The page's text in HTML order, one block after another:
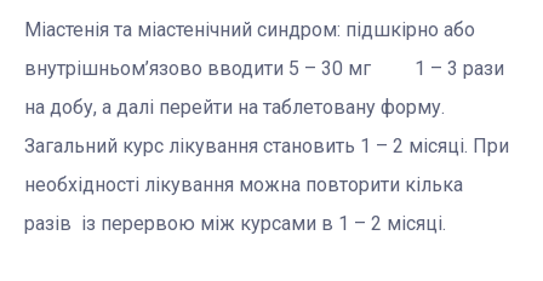
Міастенія та міастенічний синдром: підшкірно або
внутрішньом’язово вводити 5 – 30 мг 1 – 3 рази
на добу, а далі перейти на таблетовану форму.
Загальний курс лікування становить 1 – 2 місяці. При
необхідності лікування можна повторити кілька
разів із перервою між курсами в 1 – 2 місяці.